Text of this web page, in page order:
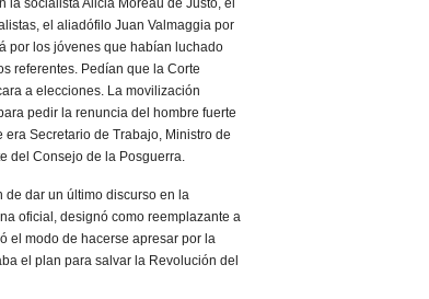
la socialista Alicia Moreau de Justo, el
el aliadófilo Juan Valmaggia por
por los jóvenes que habían luchado
referentes. Pedían que la Corte
a elecciones. La movilización
pedir la renuncia del hombre fuerte
Secretario de Trabajo, Ministro de
del Consejo de la Posguerra.
de dar un último discurso en la
oficial, designó como reemplazante a
el modo de hacerse apresar por la
el plan para salvar la Revolución del